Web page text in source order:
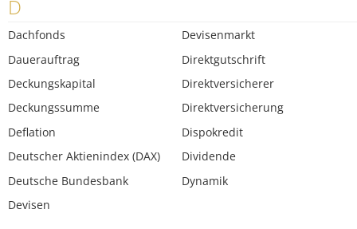
D
Dachfonds
Dauerauftrag
Deckungskapital
Deckungssumme
Deflation
Deutscher Aktienindex (DAX)
Deutsche Bundesbank
Devisen
Devisenmarkt
Direktgutschrift
Direktversicherer
Direktversicherung
Dispokredit
Dividende
Dynamik